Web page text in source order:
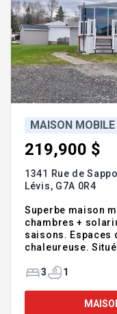
MAISON
219,900 $
1341 Rue de
Lévis, G7A 0R4
Superbe maison
chambres +
saisons. Espaces
chaleureuse.
Possibilité
opportunité pour!
l'ajout de la verrière. Elle n'attend que
3 1